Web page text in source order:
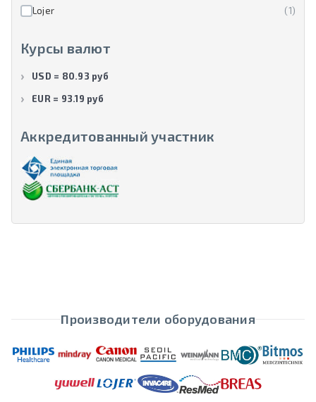
Lojer
(1)
Курсы валют
USD = 80.93 руб
EUR = 93.19 руб
Аккредитованный участник
Производители оборудования